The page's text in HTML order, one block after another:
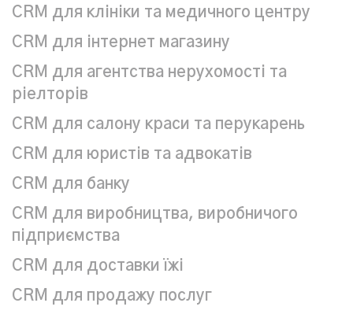
CRM для клініки та медичного центру
CRM для інтернет магазину
CRM для агентства нерухомості та
ріелторів
CRM для салону краси та перукарень
СRM для юристів та адвокатів
CRM для банку
CRM для виробництва, виробничого
підприємства
CRM для доставки їжі
CRM для продажу послуг